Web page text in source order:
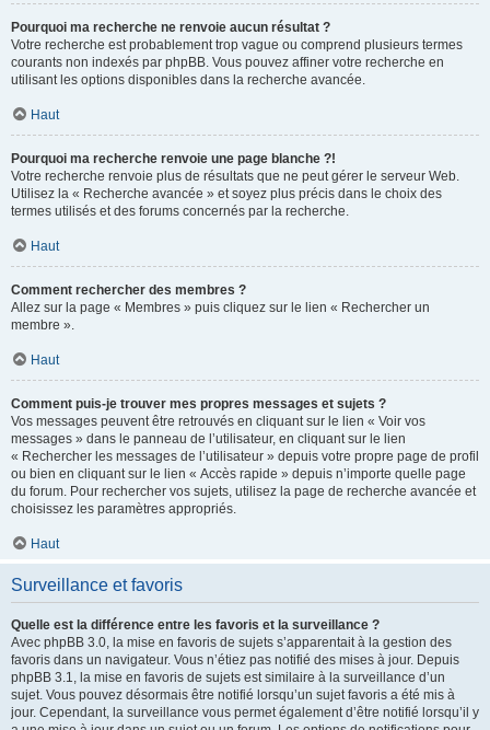
Pourquoi ma recherche ne renvoie aucun résultat ?
Votre recherche est probablement trop vague ou comprend plusieurs termes
courants non indexés par phpBB. Vous pouvez affiner votre recherche en
utilisant les options disponibles dans la recherche avancée.
Haut
Pourquoi ma recherche renvoie une page blanche ?!
Votre recherche renvoie plus de résultats que ne peut gérer le serveur Web.
Utilisez la « Recherche avancée » et soyez plus précis dans le choix des
termes utilisés et des forums concernés par la recherche.
Haut
Comment rechercher des membres ?
Allez sur la page « Membres » puis cliquez sur le lien « Rechercher un
membre ».
Haut
Comment puis-je trouver mes propres messages et sujets ?
Vos messages peuvent être retrouvés en cliquant sur le lien « Voir vos
messages » dans le panneau de l’utilisateur, en cliquant sur le lien
« Rechercher les messages de l’utilisateur » depuis votre propre page de profil
ou bien en cliquant sur le lien « Accès rapide » depuis n’importe quelle page
du forum. Pour rechercher vos sujets, utilisez la page de recherche avancée et
choisissez les paramètres appropriés.
Haut
Surveillance et favoris
Quelle est la différence entre les favoris et la surveillance ?
Avec phpBB 3.0, la mise en favoris de sujets s’apparentait à la gestion des
favoris dans un navigateur. Vous n’étiez pas notifié des mises à jour. Depuis
phpBB 3.1, la mise en favoris de sujets est similaire à la surveillance d’un
sujet. Vous pouvez désormais être notifié lorsqu’un sujet favoris a été mis à
jour. Cependant, la surveillance vous permet également d’être notifié lorsqu’il y